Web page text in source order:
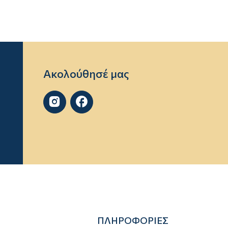
Ακολούθησέ μας
 
ΠΛΗΡΟΦΟΡΙΕΣ